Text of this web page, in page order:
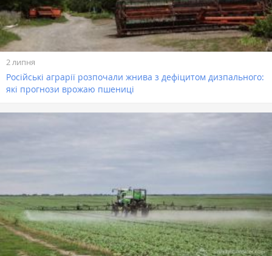
2 липня
Російські аграрії розпочали жнива з дефіцитом дизпального:
які прогнози врожаю пшениці